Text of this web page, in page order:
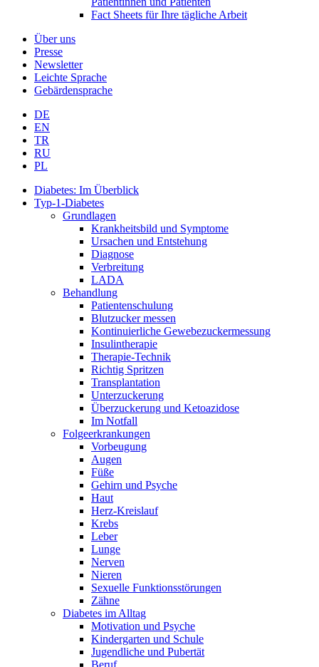
Fact Sheets für Ihre tägliche Arbeit
Über uns
Presse
Newsletter
Leichte Sprache
Gebärdensprache
DE
EN
TR
RU
PL
Diabetes: Im Überblick
Typ-1-Diabetes
Grundlagen
Krankheitsbild und Symptome
Ursachen und Entstehung
Diagnose
Verbreitung
LADA
Behandlung
Patientenschulung
Blutzucker messen
Kontinuierliche Gewebezuckermessung
Insulintherapie
Therapie-Technik
Richtig Spritzen
Transplantation
Unterzuckerung
Überzuckerung und Ketoazidose
Im Notfall
Folgeerkrankungen
Vorbeugung
Augen
Füße
Gehirn und Psyche
Haut
Herz-Kreislauf
Krebs
Leber
Lunge
Nerven
Nieren
Sexuelle Funktionsstörungen
Zähne
Diabetes im Alltag
Motivation und Psyche
Kindergarten und Schule
Jugendliche und Pubertät
Beruf